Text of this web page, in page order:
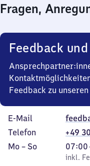
Fragen,
Feedback
Feedback zu
E-Mail
Telefon
+49
Montag
Mo – So,
inkl.
07:00
Von
7
inkl.